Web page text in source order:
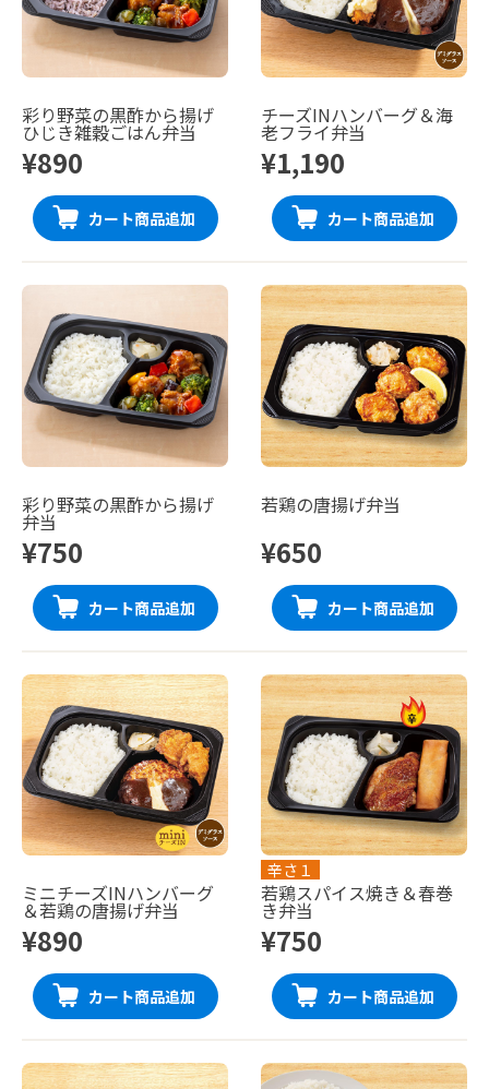
彩り野菜の黒酢から揚げ
ひじき雑穀ごはん弁当
¥890
カート商品追加
チーズINハンバーグ＆海
老フライ弁当
¥1,190
カート商品追加
彩り野菜の黒酢から揚げ
弁当
¥750
カート商品追加
若鶏の唐揚げ弁当
¥650
カート商品追加
ミニチーズINハンバーグ
＆若鶏の唐揚げ弁当
¥890
カート商品追加
辛さ１
若鶏スパイス焼き＆春巻
き弁当
¥750
カート商品追加